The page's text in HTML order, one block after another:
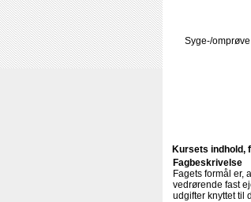
Syge-/omprøve
Kursets indhold,
Fagbeskrivelse
Fagets formål er,
vedrørende fast
udgifter knyttet til